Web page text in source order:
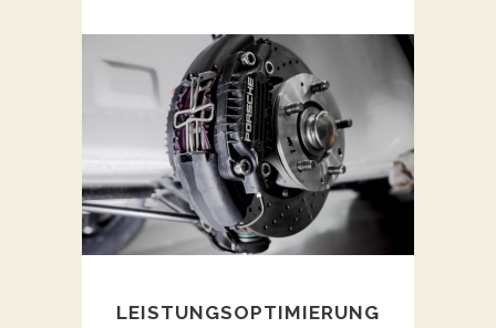
LEISTUNGSOPTIMIERUNG